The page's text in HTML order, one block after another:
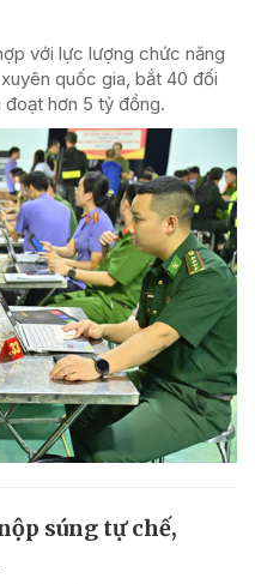
với lực lượng chức năng
quốc gia, bắt 40 đối
hơn 5 tỷ đồng.
súng tự chế,